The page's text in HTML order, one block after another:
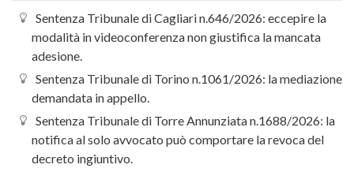
Sentenza Tribunale di Cagliari n.646/2026: eccepire la
modalità in videoconferenza non giustifica la mancata
adesione.
Sentenza Tribunale di Torino n.1061/2026: la mediazione
demandata in appello.
Sentenza Tribunale di Torre Annunziata n.1688/2026: la
notifica al solo avvocato può comportare la revoca del
decreto ingiuntivo.